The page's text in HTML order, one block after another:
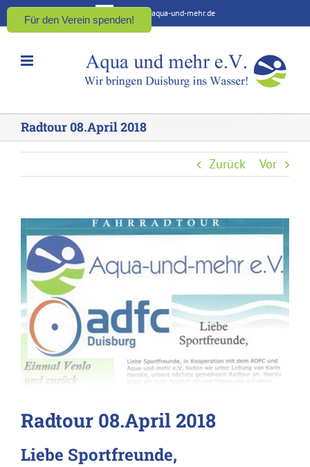
Zum
Inhalt
kontakt@aqua-und-mehr.de
Radtour 08.April 2018
Zurück Vor
Zeige
grösseres
Bild
Radtour 08.April 2018
Liebe Sportfreunde,
Für den Verein spenden!